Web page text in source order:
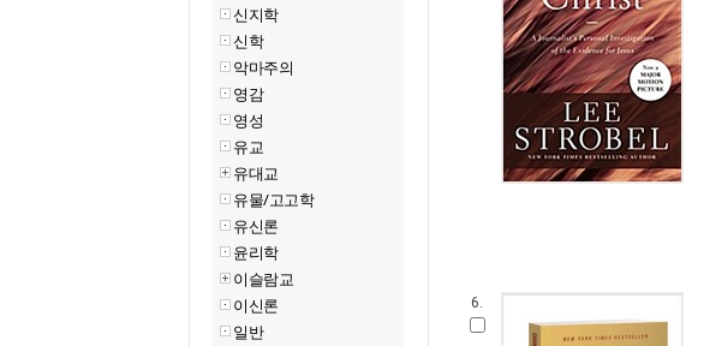
신지학
신학
악마주의
영감
영성
유교
유대교
유물/고고학
유신론
윤리학
이슬람교
이신론
일반
6.